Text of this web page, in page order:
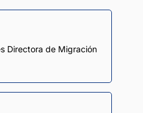
Directora de Migración